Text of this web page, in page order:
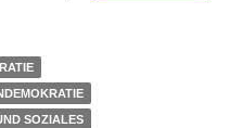
SOZIALES